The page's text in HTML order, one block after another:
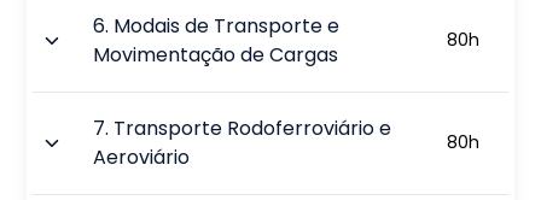
6. Modais de Transporte e
Movimentação de Cargas
80h
7. Transporte Rodoferroviário e
Aeroviário
80h